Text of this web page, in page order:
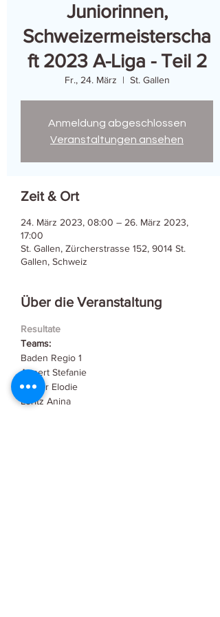
Juniorinnen,
Schweizermeisterscha
ft 2023 A-Liga - Teil 2
Fr., 24. März
  |
St. Gallen
Anmeldung abgeschlossen
Veranstaltungen ansehen
Zeit & Ort
24. März 2023, 08:00 – 26. März 2023,
17:00
St. Gallen, Zürcherstrasse 152, 9014 St.
Gallen, Schweiz
Über die Veranstaltung
Resultate
Teams:
Baden Regio 1
Appert Stefanie
Jerger Elodie
Loritz Anina